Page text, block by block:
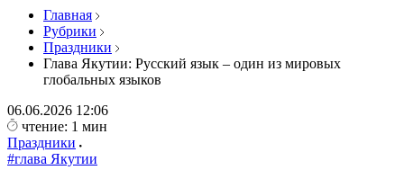
Главная
Рубрики
Праздники
Глава Якутии: Русский язык – один из мировых
глобальных языков
06.06.2026 12:06
чтение: 1 мин
Праздники
#глава Якутии